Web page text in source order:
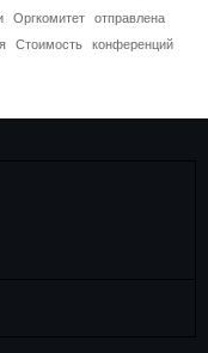
Оргкомитет
отправлена
Стоимость
конференций